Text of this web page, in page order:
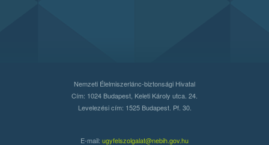
Nemzeti Élelmiszerlánc-biztonsági Hivatal
Cím: 1024 Budapest, Keleti Károly utca. 24.
Levelezési cím: 1525 Budapest. Pf. 30.
E-mail: ugyfelszolgalat@nebih.gov.hu